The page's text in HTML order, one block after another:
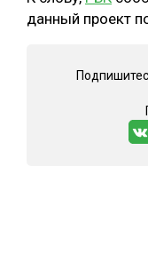
данный проект